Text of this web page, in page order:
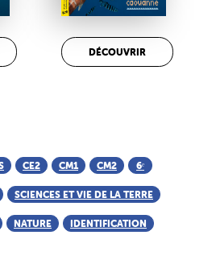
DÉCOUVRIR
CE2 CM1 CM2 6ᵉ
SCIENCES ET VIE DE LA TERRE
NATURE IDENTIFICATION